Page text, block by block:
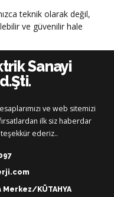
teknik olarak değil,
ve güvenilir hale
Sanayi
ve web sitemizi
ilk siz haberdar
ederiz..
Merkez/KÜTAHYA